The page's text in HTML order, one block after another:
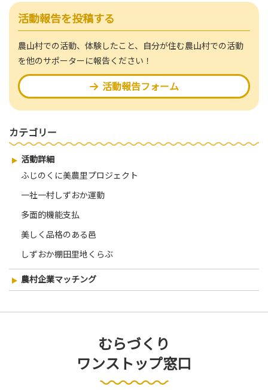
活動報告を投稿する
農山村での活動、体験したこと、自分が住む農山村での活動
を他のサポーターに報告ください！
活動報告フォーム
カテゴリー
活動詳細
ふじのくに美農里プロジェクト
一社一村しずおか運動
多面的機能支払
美しく品格のある邑
しずおか棚田里地くらぶ
農村企業マッチング
むらづくり
ワンストップ窓口